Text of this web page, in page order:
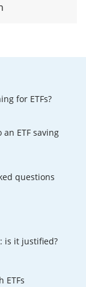
for ETFs?
ETF saving
questions
is it justified?
ETFs